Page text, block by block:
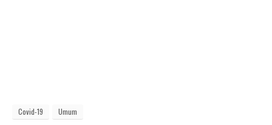
Covid-19 Umum